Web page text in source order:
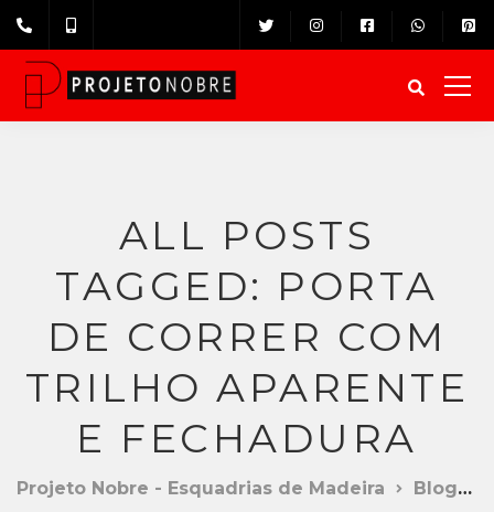
ALL POSTS
TAGGED: PORTA
DE CORRER COM
TRILHO APARENTE
E FECHADURA
Projeto Nobre - Esquadrias de Madeira Blog